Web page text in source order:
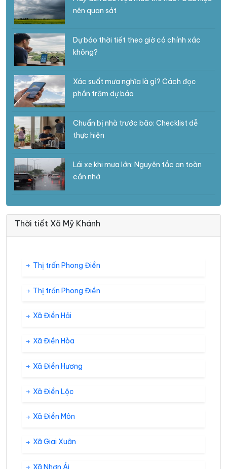
nên quan sát
Dự báo thời tiết theo giờ có chính xác
không?
Xác suất mưa nghĩa là gì? Cách đọc
phần trăm dự báo
Chuẩn bị nhà trước bão: Checklist dễ
thực hiện
Lái xe khi mưa lớn: Nguyên tắc an toàn
cần nhớ
Thời tiết Xã Mỹ Khánh
Thị trấn Phong Điền
Thị trấn Phong Điền
Xã Điền Hải
Xã Điền Hòa
Xã Điền Hương
Xã Điền Lộc
Xã Điền Môn
Xã Giai Xuân
Xã Nhơn Ái